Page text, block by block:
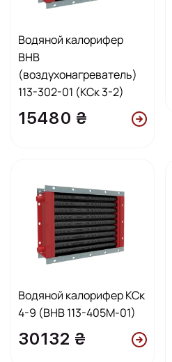
Водяной калорифер
ВНВ
(воздухонагреватель)
113-302-01 (КСк 3-2)
15480 ₴
Водяной калорифер КСк
4-9 (ВНВ 113-405М-01)
30132 ₴